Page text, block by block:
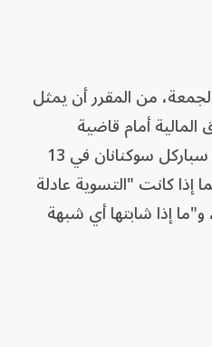
من المقرر أن يمثل
أمام قاضية
المحكمة الجزئية الأميركية سباركل سوكنانان في 13
إذا كانت "التسوية عادلة
إذا شابتها أي شبهة